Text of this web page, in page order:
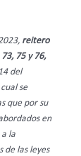
reitero
75 y 76,
del
se
que por su
en
a la
de las leyes